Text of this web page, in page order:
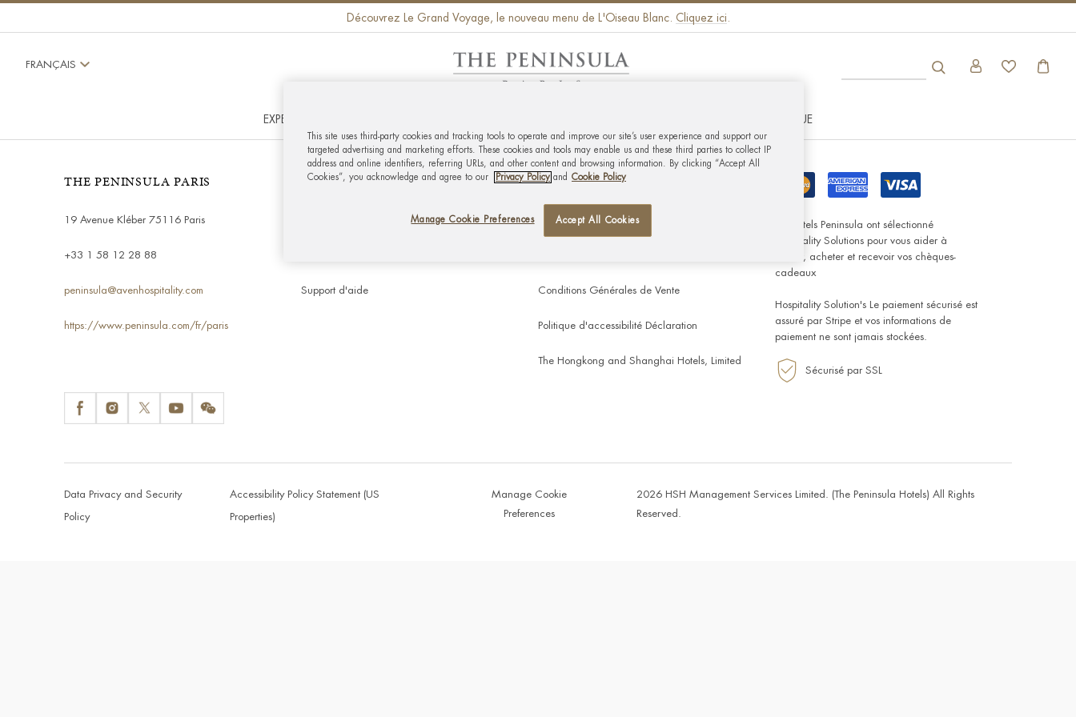
Découvrez Le Grand Voyage, le nouveau menu de L'Oiseau Blanc. Cliquez ici
FRANÇAIS
EXPERIENCES SIGNATURES BOUTIQUE
THE PENINSULA PARIS
19 Avenue Kléber 75116 Paris
+33 1 58 12 28 88
peninsula@avenhospitality.com
https://www.peninsula.com/fr/paris
MON COMPTE
Vérifier le solde de la carte-cadeau
Support d'aide
ENTREPRISE
Luxe durable
Conditions Générales de Vente
Politique d'accessibilité Déclaration
The Hongkong and Shanghai Hotels, Limited
Les hôtels Peninsula ont sélectionné
Hospitality Solutions pour vous aider à
choisir, acheter et recevoir vos chèques-
cadeaux
Hospitality Solution's Le paiement sécurisé est
assuré par Stripe et vos informations de
paiement ne sont jamais stockées.
Sécurisé par SSL
Data Privacy and Security
Policy
Accessibility Policy Statement (US
Properties)
Manage Cookie
Preferences
2026 HSH Management Services Limited. (The Peninsula Hotels) All Rights
Reserved.
This site uses third-party cookies and tracking tools to operate and improve our site’s user experience and support our
targeted advertising and marketing efforts. These cookies and tools may enable us and these third parties to collect IP
address and online identifiers, referring URLs, and other content and browsing information. By clicking “Accept All
Cookies”, you acknowledge and agree to our
Privacy Policy and Cookie Policy
Manage Cookie Preferences Accept All Cookies